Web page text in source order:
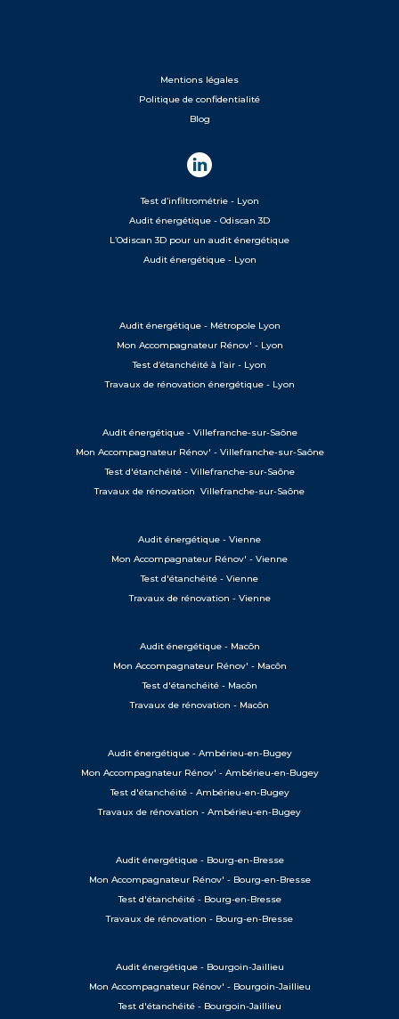
Mentions légales
Politique de confidentialité
Blog
Test d’infiltrométrie - Lyon
Audit énergétique - Odiscan 3D
L’Odiscan 3D pour un audit énergétique
Audit énergétique - Lyon
Audit énergétique - Métropole Lyon
Mon Accompagnateur Rénov' - Lyon
Test d’étanchéité à l’air - Lyon
Travaux de rénovation énergétique - Lyon
Audit énergétique - Villefranche-sur-Saône
Mon Accompagnateur Rénov' - Villefranche-sur-Saône
Test d'étanchéité - Villefranche-sur-Saône
Travaux de rénovation Villefranche-sur-Saône
Audit énergétique - Vienne
Mon Accompagnateur Rénov' - Vienne
Test d'étanchéité - Vienne
Travaux de rénovation - Vienne
Audit énergétique - Macôn
Mon Accompagnateur Rénov' - Macôn
Test d'étanchéité - Macôn
Travaux de rénovation - Macôn
Audit énergétique - Ambérieu-en-Bugey
Mon Accompagnateur Rénov' - Ambérieu-en-Bugey
Test d'étanchéité - Ambérieu-en-Bugey
Travaux de rénovation - Ambérieu-en-Bugey
Audit énergétique - Bourg-en-Bresse
Mon Accompagnateur Rénov' - Bourg-en-Bresse
Test d'étanchéité - Bourg-en-Bresse
Travaux de rénovation - Bourg-en-Bresse
Audit énergétique - Bourgoin-Jaillieu
Mon Accompagnateur Rénov' - Bourgoin-Jaillieu
Test d'étanchéité - Bourgoin-Jaillieu